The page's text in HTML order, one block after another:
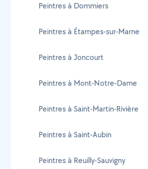
Peintres à Dommiers
Peintres à Étampes-sur-Marne
Peintres à Joncourt
Peintres à Mont-Notre-Dame
Peintres à Saint-Martin-Rivière
Peintres à Saint-Aubin
Peintres à Reuilly-Sauvigny